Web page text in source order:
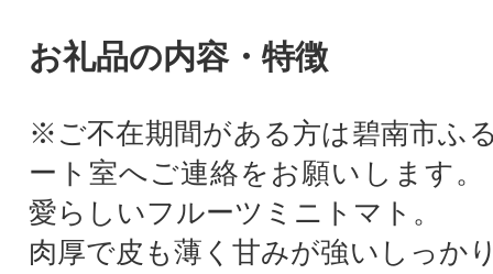
お礼品の内容・特徴
※ご不在期間がある方は碧南市ふ
ート室へご連絡をお願いします
愛らしいフルーツミニトマト。
肉厚で皮も薄く甘みが強いしっか